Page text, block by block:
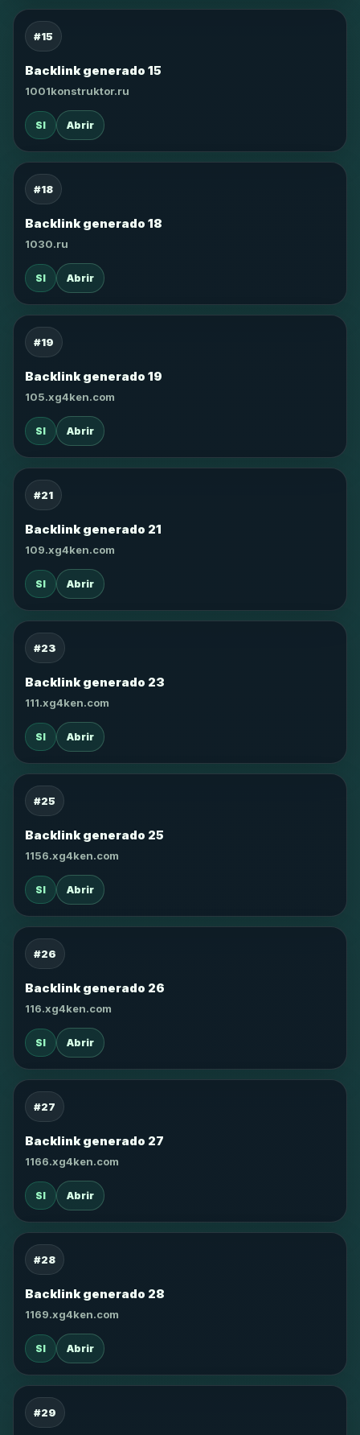
#15
Backlink generado 15
1001konstruktor.ru
SI Abrir
#18
Backlink generado 18
1030.ru
SI Abrir
#19
Backlink generado 19
105.xg4ken.com
SI Abrir
#21
Backlink generado 21
109.xg4ken.com
SI Abrir
#23
Backlink generado 23
111.xg4ken.com
SI Abrir
#25
Backlink generado 25
1156.xg4ken.com
SI Abrir
#26
Backlink generado 26
116.xg4ken.com
SI Abrir
#27
Backlink generado 27
1166.xg4ken.com
SI Abrir
#28
Backlink generado 28
1169.xg4ken.com
SI Abrir
#29